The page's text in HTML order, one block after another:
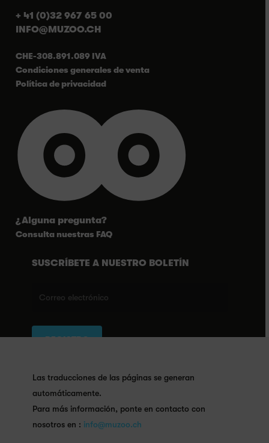
+ 41 (0)32 967 65 00
INFO@MUZOO.CH
CHE-308.891.089 IVA
Condiciones generales de venta
Política de privacidad
¿Alguna pregunta?
Consulta nuestras FAQ
SUSCRÍBETE A NUESTRO BOLETÍN
SÍGUENOS AQUÍ
Las traducciones de las páginas se generan
automáticamente.
Para más información, ponte en contacto con
nosotros en : info@muzoo.ch